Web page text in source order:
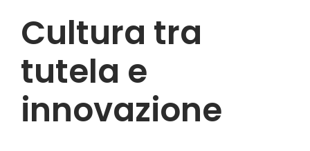
Cultura tra
tutela e
innovazione